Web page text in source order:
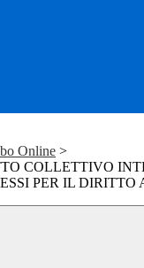
Online >
COLLETTIVO
PER IL DIRITTO